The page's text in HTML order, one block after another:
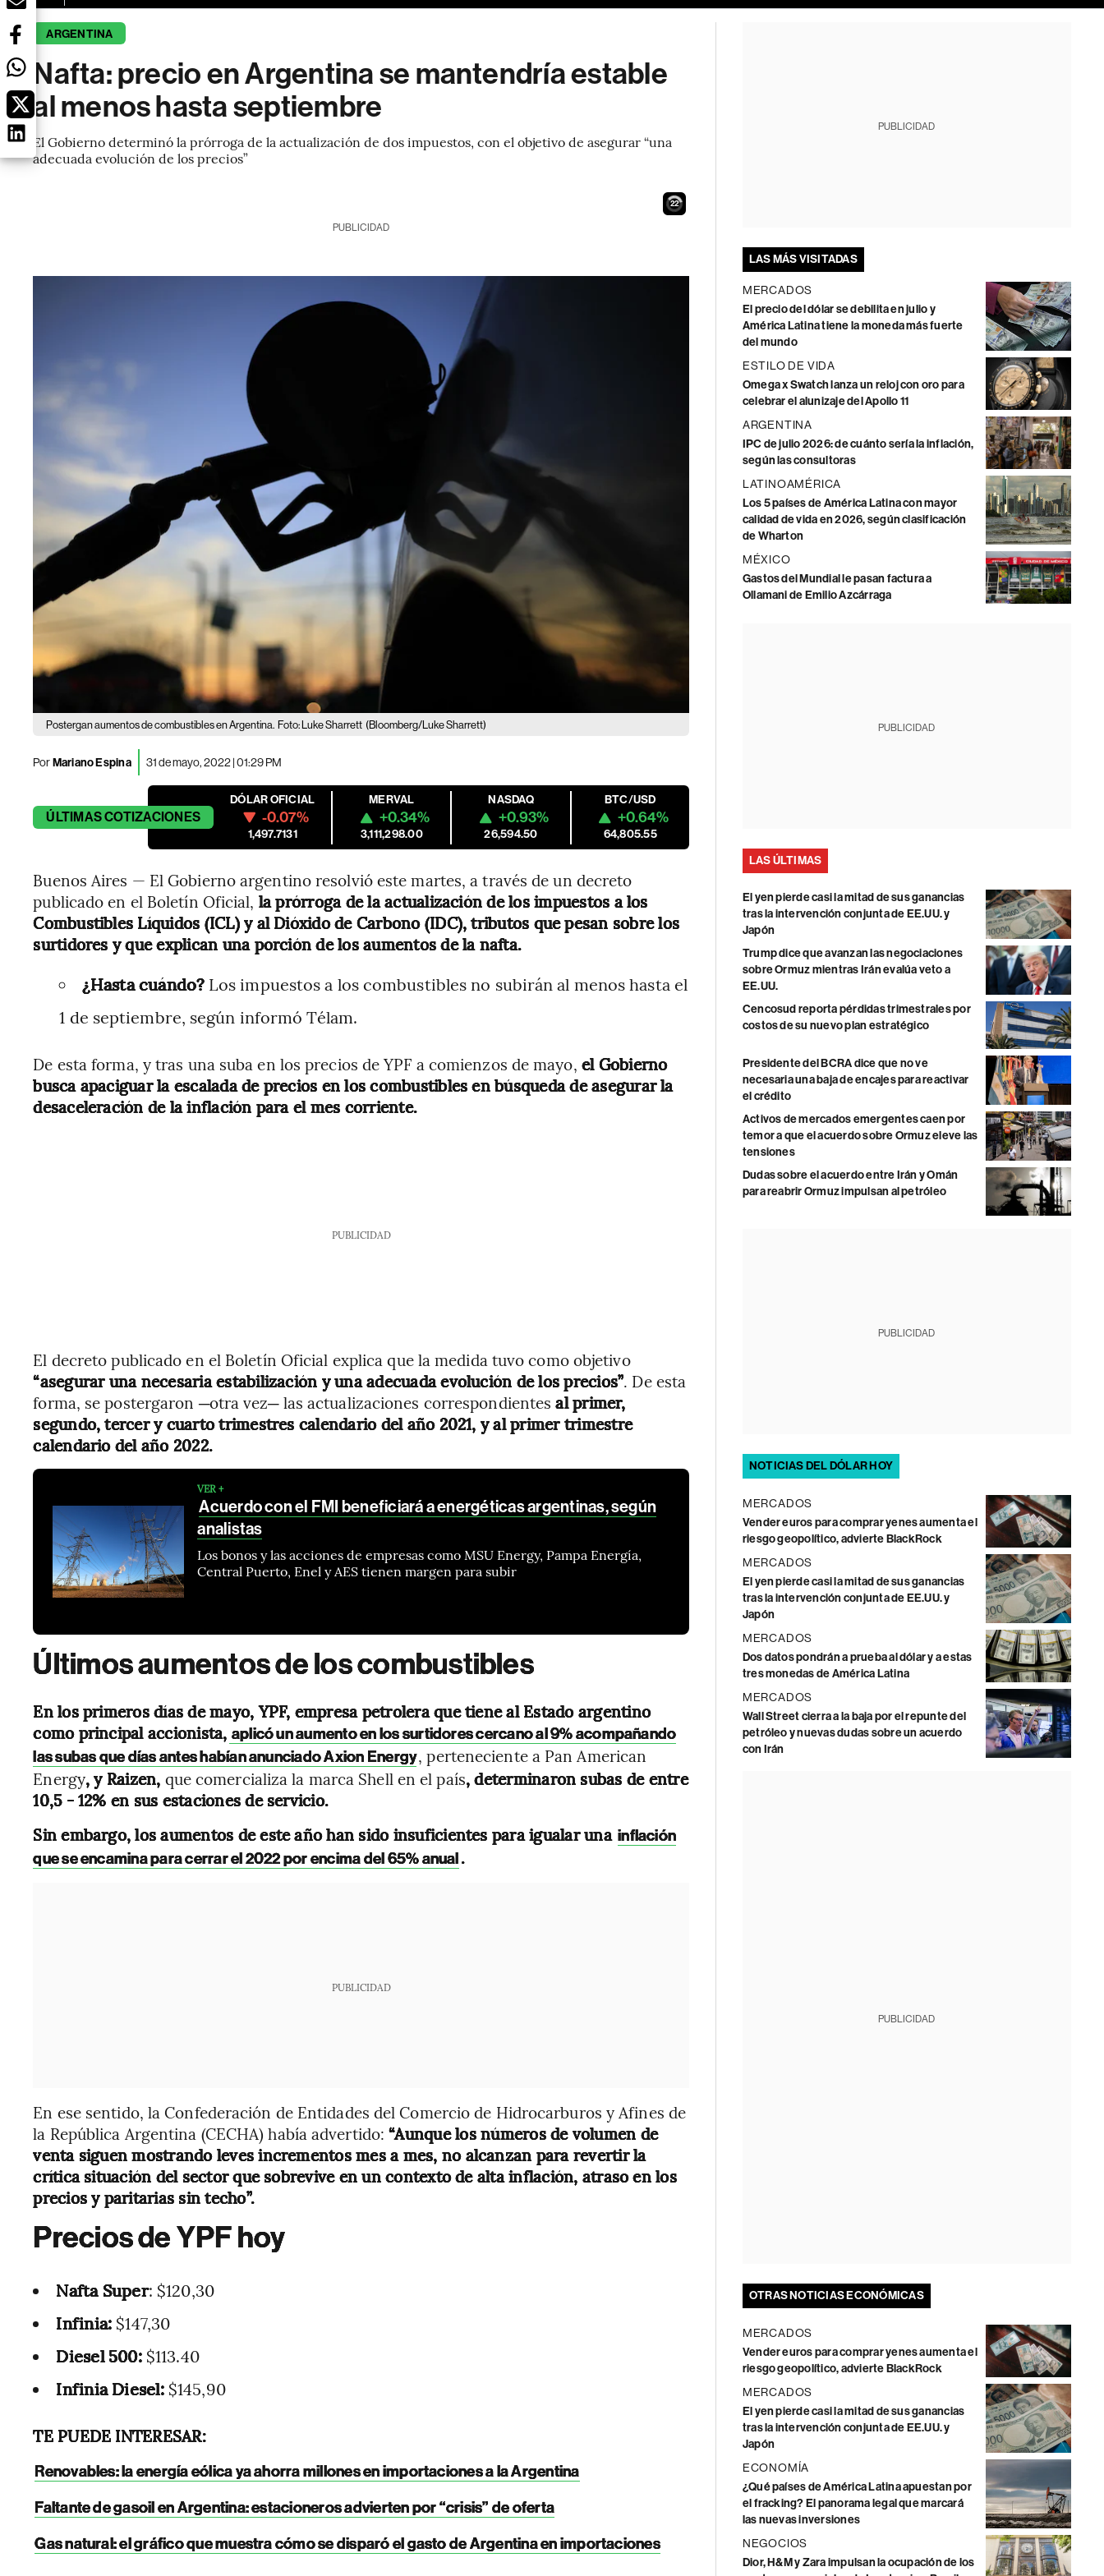
ARGENTINA
Nafta: precio en Argentina se mantendría estable
al menos hasta septiembre
El Gobierno determinó la prórroga de la actualización de dos impuestos, con el objetivo de asegurar “una
adecuada evolución de los precios”
21
PUBLICIDAD
Postergan aumentos de combustibles en Argentina. Foto: Luke Sharrett (Bloomberg/Luke Sharrett)
PorMariano Espina 31 de mayo, 2022 | 01:29 PM
ÚLTIMASCOTIZACIONES
DÓLAR OFICIAL
-0.07%
1,497.7131
MERVAL
+0.34%
3,111,298.00
NASDAQ
+0.93%
26,594.50
BTC/USD
+0.64%
64,805.55
Buenos Aires — El Gobierno argentino resolvió este martes, a través de un decreto
publicado en el Boletín Oficial, la prórroga de la actualización de los impuestos a los
Combustibles Líquidos (ICL) y al Dióxido de Carbono (IDC), tributos que pesan sobre los
surtidores y que explican una porción de los aumentos de la nafta.
¿Hasta cuándo? Los impuestos a los combustibles no subirán al menos hasta el
1 de septiembre, según informó Télam.
De esta forma, y tras una suba en los precios de YPF a comienzos de mayo, el Gobierno
busca apaciguar la escalada de precios en los combustibles en búsqueda de asegurar la
desaceleración de la inflación para el mes corriente.
PUBLICIDAD
El decreto publicado en el Boletín Oficial explica que la medida tuvo como objetivo
“asegurar una necesaria estabilización y una adecuada evolución de los precios”. De esta
forma, se postergaron ─otra vez─ las actualizaciones correspondientesal primer,
segundo, tercer y cuarto trimestres calendario del año 2021, y al primer trimestre
calendario del año 2022.
VER +
Acuerdo con el FMI beneficiará a energéticas argentinas, según
analistas
Los bonos y las acciones de empresas como MSU Energy, Pampa Energía,
Central Puerto, Enel y AES tienen margen para subir
Últimos aumentos de los combustibles
En los primeros días de mayo, YPF, empresa petrolera que tiene al Estado argentino
como principal accionista, aplicó un aumento en los surtidores cercano al 9% acompañando
las subas que días antes habían anunciado Axion Energy, perteneciente a Pan American
Energy, y Raizen, que comercializa la marca Shell en el país, determinaron subas de entre
10,5 - 12% en sus estaciones de servicio.
Sin embargo, los aumentos de este año han sido insuficientes para igualar una inflación
que se encamina para cerrar el 2022 por encima del 65% anual.
PUBLICIDAD
En ese sentido, la Confederación de Entidades del Comercio de Hidrocarburos y Afines de
la República Argentina (CECHA) había advertido: “Aunque los números de volumen de
venta siguen mostrando leves incrementos mes a mes, no alcanzan para revertir la
crítica situación del sector que sobrevive en un contexto de alta inflación, atraso en los
precios y paritarias sin techo”.
Precios de YPF hoy
Nafta Super: $120,30
Infinia: $147,30
Diesel 500:$113.40
Infinia Diesel:$145,90
TE PUEDE INTERESAR:
Renovables: la energía eólica ya ahorra millones en importaciones a la Argentina
Faltante de gasoil en Argentina: estacioneros advierten por “crisis” de oferta
Gas natural: el gráfico que muestra cómo se disparó el gasto de Argentina en importaciones
PUBLICIDAD
LAS MÁS VISITADAS
MERCADOS
El precio del dólar se debilita en julio y
América Latina tiene la moneda más fuerte
del mundo
ESTILO DE VIDA
Omega x Swatch lanza un reloj con oro para
celebrar el alunizaje del Apollo 11
ARGENTINA
IPC de julio 2026: de cuánto sería la inflación,
según las consultoras
LATINOAMÉRICA
Los 5 países de América Latina con mayor
calidad de vida en 2026, según clasificación
de Wharton
MÉXICO
Gastos del Mundial le pasan factura a
Ollamani de Emilio Azcárraga
PUBLICIDAD
LAS ÚLTIMAS
El yen pierde casi la mitad de sus ganancias
tras la intervención conjunta de EE.UU. y
Japón
Trump dice que avanzan las negociaciones
sobre Ormuz mientras Irán evalúa veto a
EE.UU.
Cencosud reporta pérdidas trimestrales por
costos de su nuevo plan estratégico
Presidente del BCRA dice que no ve
necesaria una baja de encajes para reactivar
el crédito
Activos de mercados emergentes caen por
temor a que el acuerdo sobre Ormuz eleve las
tensiones
Dudas sobre el acuerdo entre Irán y Omán
para reabrir Ormuz impulsan al petróleo
PUBLICIDAD
NOTICIAS DEL DÓLAR HOY
MERCADOS
Vender euros para comprar yenes aumenta el
riesgo geopolítico, advierte BlackRock
MERCADOS
El yen pierde casi la mitad de sus ganancias
tras la intervención conjunta de EE.UU. y
Japón
MERCADOS
Dos datos pondrán a prueba al dólar y a estas
tres monedas de América Latina
MERCADOS
Wall Street cierra a la baja por el repunte del
petróleo y nuevas dudas sobre un acuerdo
con Irán
PUBLICIDAD
OTRAS NOTICIAS ECONÓMICAS
MERCADOS
Vender euros para comprar yenes aumenta el
riesgo geopolítico, advierte BlackRock
MERCADOS
El yen pierde casi la mitad de sus ganancias
tras la intervención conjunta de EE.UU. y
Japón
ECONOMÍA
¿Qué países de América Latina apuestan por
el fracking? El panorama legal que marcará
las nuevas inversiones
NEGOCIOS
Dior, H&M y Zara impulsan la ocupación de los